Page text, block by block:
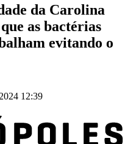
da Carolina
as bactérias
evitando o
12:39